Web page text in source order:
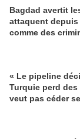
Bagdad avertit
attaquent
comme des
« Le pipeline
Turquie perd
veut pas céder